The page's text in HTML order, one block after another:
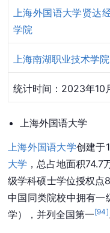
上海外国语大学贤达
学院
上海南湖职业技术学院
统计时间：2023年10
上海外国语大学
上海外国语大学创建于
大学 ，总占地面积74.7
级学科硕士学位授权点
中国同类院校中拥有一
学），并列全国第一[94]